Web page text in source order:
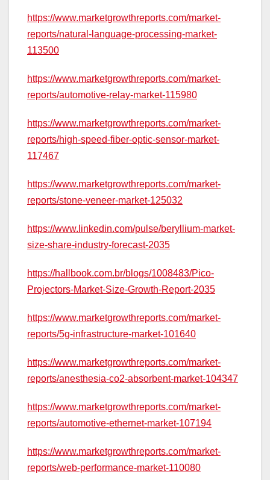
https://www.marketgrowthreports.com/market-
reports/natural-language-processing-market-
113500
https://www.marketgrowthreports.com/market-
reports/automotive-relay-market-115980
https://www.marketgrowthreports.com/market-
reports/high-speed-fiber-optic-sensor-market-
117467
https://www.marketgrowthreports.com/market-
reports/stone-veneer-market-125032
https://www.linkedin.com/pulse/beryllium-market-
size-share-industry-forecast-2035
https://hallbook.com.br/blogs/1008483/Pico-
Projectors-Market-Size-Growth-Report-2035
https://www.marketgrowthreports.com/market-
reports/5g-infrastructure-market-101640
https://www.marketgrowthreports.com/market-
reports/anesthesia-co2-absorbent-market-104347
https://www.marketgrowthreports.com/market-
reports/automotive-ethernet-market-107194
https://www.marketgrowthreports.com/market-
reports/web-performance-market-110080